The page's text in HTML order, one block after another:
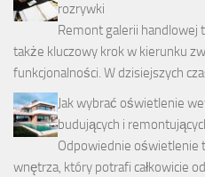
rozrywki
Remont galerii handlowej
także kluczowy krok w kierunku
funkcjonalności. W dzisiejszych
Jak wybrać oświetlenie
budujących i
Odpowiednie oświetlenie
wnętrza, który potrafi całkowicie